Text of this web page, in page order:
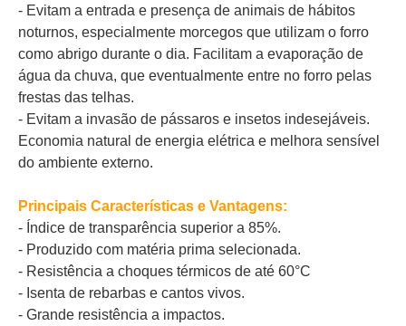
- Evitam a entrada e presença de animais de hábitos
noturnos, especialmente morcegos que utilizam o forro
como abrigo durante o dia. Facilitam a evaporação de
água da chuva, que eventualmente entre no forro pelas
frestas das telhas.
- Evitam a invasão de pássaros e insetos indesejáveis.
Economia natural de energia elétrica e melhora sensível
do ambiente externo.
Principais Características e Vantagens:
- Índice de transparência superior a 85%.
- Produzido com matéria prima selecionada.
- Resistência a choques térmicos de até 60°C
- Isenta de rebarbas e cantos vivos.
- Grande resistência a impactos.